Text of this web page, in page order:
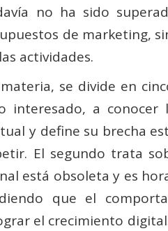
no ha sido
de marketing,
actividades.
se divide en
interesado, a conocer
y define su brecha
El segundo trata
está obsoleta y es
que el
el crecimiento